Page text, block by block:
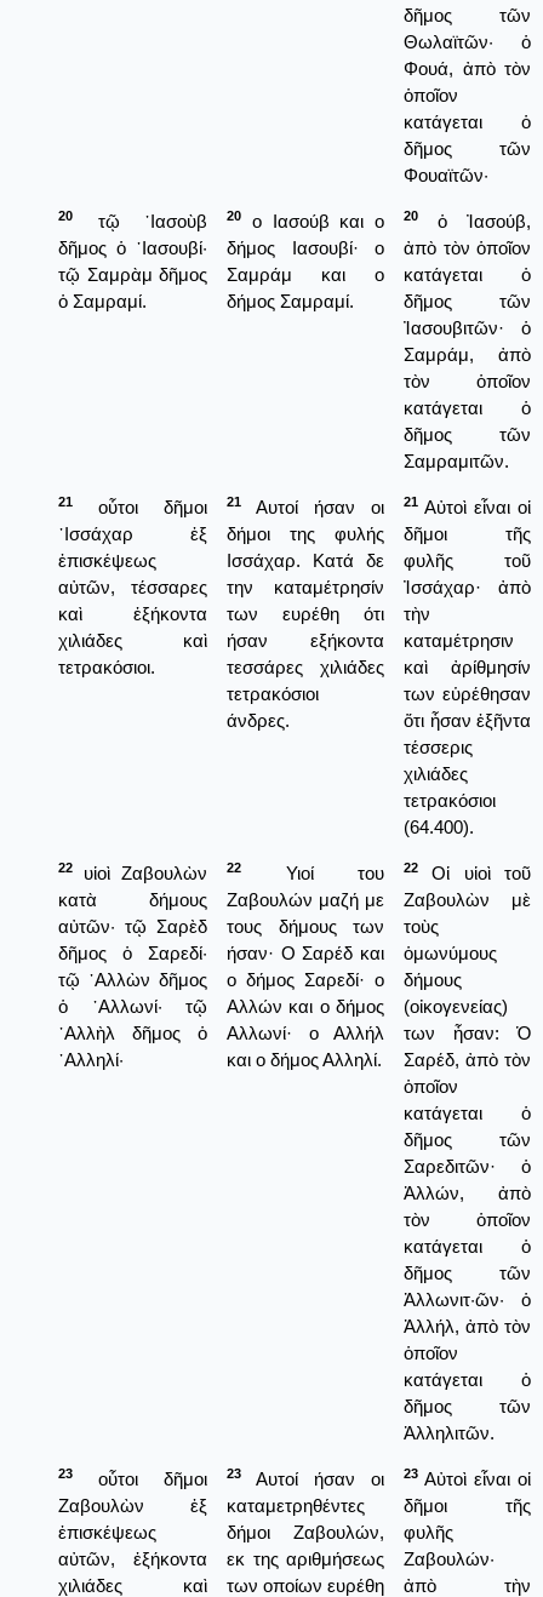
δῆμος τῶν
Θωλαϊτῶν· ὁ
Φουά, ἀπὸ τὸν
ὁποῖον
κατάγεται ὁ
δῆμος τῶν
Φουαϊτῶν·
20
τῷ ᾿Ιασοὺβ
δῆμος ὁ ᾿Ιασουβί·
τῷ Σαμρὰμ δῆμος
ὁ Σαμραμί.
20
ο Ιασούβ και ο
δήμος Ιασουβί· ο
Σαμράμ και ο
δήμος Σαμραμί.
20
ὁ Ἰασούβ,
ἀπὸ τὸν ὁποῖον
κατάγεται ὁ
δῆμος τῶν
Ἰασουβιτῶν· ὁ
Σαμράμ, ἀπὸ
τὸν ὁποῖον
κατάγεται ὁ
δῆμος τῶν
Σαμραμιτῶν.
21
οὗτοι δῆμοι
᾿Ισσάχαρ ἐξ
ἐπισκέψεως
αὐτῶν, τέσσαρες
καὶ ἑξήκοντα
χιλιάδες καὶ
τετρακόσιοι.
21
Αυτοί ήσαν οι
δήμοι της φυλής
Ισσάχαρ. Κατά δε
την καταμέτρησίν
των ευρέθη ότι
ήσαν εξήκοντα
τεσσάρες χιλιάδες
τετρακόσιοι
άνδρες.
21 Αὐτοὶ εἶναι οἱ
δῆμοι τῆς
φυλῆς τοῦ
Ἰσσάχαρ· ἀπὸ
τὴν
καταμέτρησιν
καὶ ἀρίθμησίν
των εὑρέθησαν
ὅτι ἦσαν ἑξῆντα
τέσσερις
χιλιάδες
τετρακόσιοι
(64.400).
22
υἱοὶ Ζαβουλὼν
κατὰ δήμους
αὐτῶν· τῷ Σαρὲδ
δῆμος ὁ Σαρεδί·
τῷ ᾿Αλλὼν δῆμος
ὁ ᾿Αλλωνί· τῷ
᾿Αλλὴλ δῆμος ὁ
᾿Αλληλί·
22
Υιοί του
Ζαβουλών μαζή με
τους δήμους των
ήσαν· Ο Σαρέδ και
ο δήμος Σαρεδί· ο
Αλλών και ο δήμος
Αλλωνί· ο Αλλήλ
και ο δήμος Αλληλί.
22
Οἱ υἱοὶ τοῦ
Ζαβουλὼν μὲ
τοὺς
ὁμωνύμους
δήμους
(οἰκογενείας)
των ἦσαν: Ὁ
Σαρέδ, ἀπὸ τὸν
ὁποῖον
κατάγεται ὁ
δῆμος τῶν
Σαρεδιτῶν· ὁ
Ἀλλών, ἀπὸ
τὸν ὁποῖον
κατάγεται ὁ
δῆμος τῶν
Ἀλλωνιτ·ῶν· ὁ
Ἀλλήλ, ἀπὸ τὸν
ὁποῖον
κατάγεται ὁ
δῆμος τῶν
Ἀλληλιτῶν.
23
οὗτοι δῆμοι
Ζαβουλὼν ἐξ
ἐπισκέψεως
αὐτῶν, ἑξήκοντα
χιλιάδες καὶ
23
Αυτοί ήσαν οι
καταμετρηθέντες
δήμοι Ζαβουλών,
εκ της αριθμήσεως
των οποίων ευρέθη
23 Αὐτοὶ εἶναι οἱ
δῆμοι τῆς
φυλῆς
Ζαβουλών·
ἀπὸ τὴν